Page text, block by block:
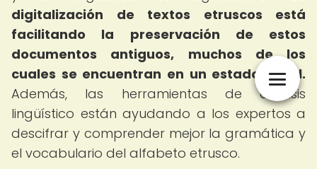
digitalización de textos etruscos está
facilitando la preservación de estos
documentos antiguos, muchos de los
cuales se encuentran en un estado frágil.
Además, las herramientas de análisis
lingüístico están ayudando a los expertos a
descifrar y comprender mejor la gramática y
el vocabulario del alfabeto etrusco.